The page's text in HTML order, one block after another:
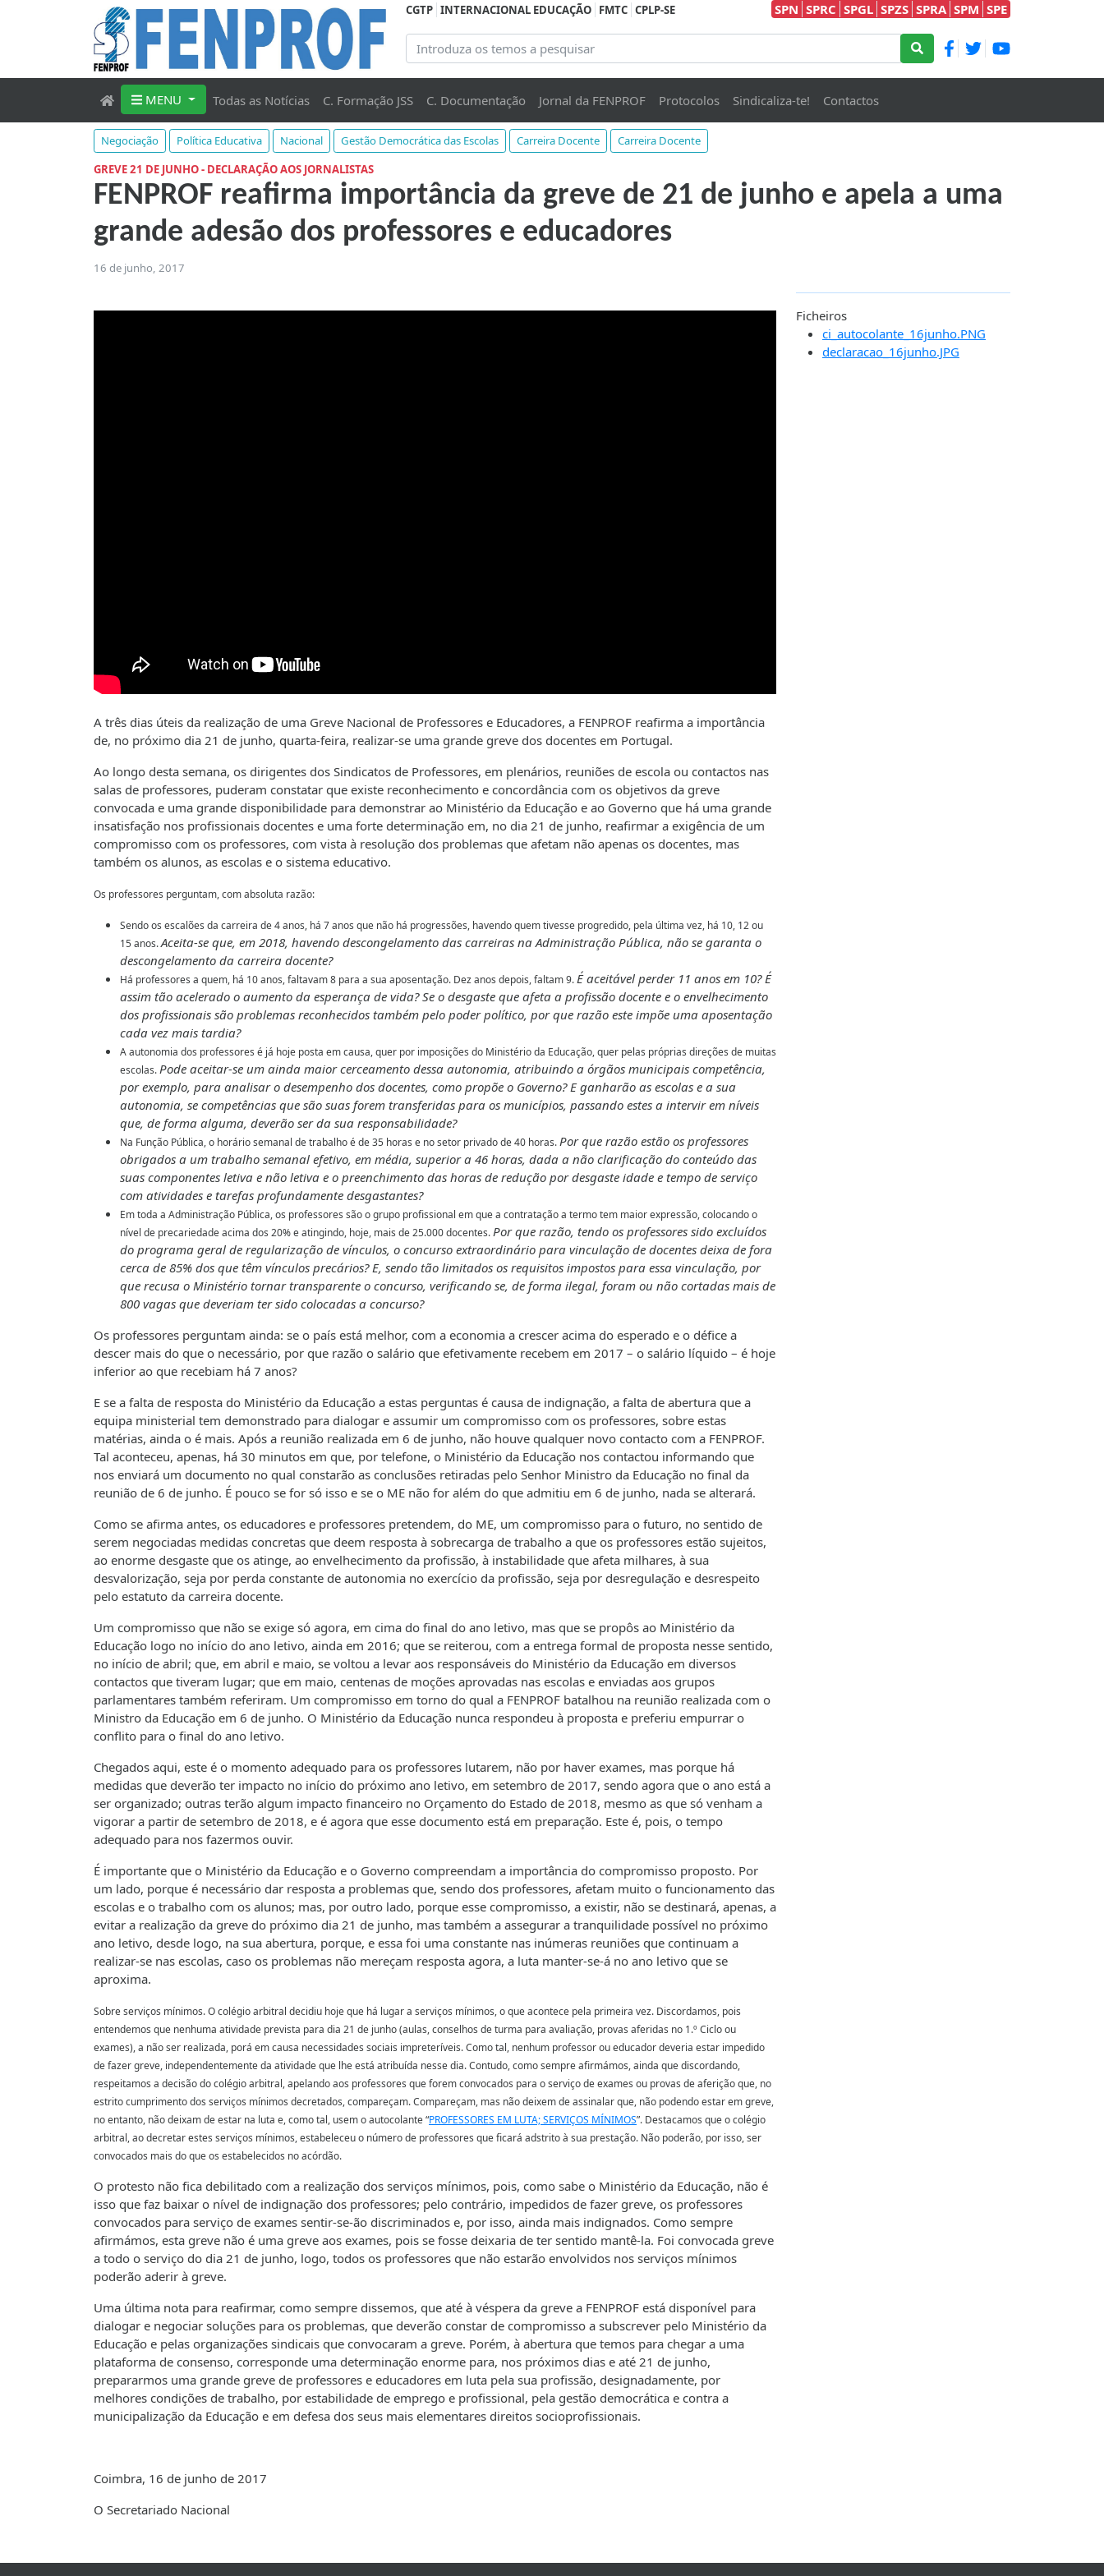
CGTP INTERNACIONAL EDUCAÇÃO FMTC CPLP-SE SPN SPRC SPGL SPZS SPRA SPM SPE
MENU Todas as Notícias C. Formação JSS C. Documentação Jornal da FENPROF Protocolos Sindicaliza-te! Contactos
Negociação Política Educativa Nacional Gestão Democrática das Escolas Carreira Docente
Carreira Docente
GREVE 21 DE JUNHO - DECLARAÇÃO AOS JORNALISTAS
FENPROF reafirma importância da greve de 21 de junho e apela a uma
grande adesão dos professores e educadores
16 de junho, 2017
A três dias úteis da realização de uma Greve Nacional de Professores e Educadores, a FENPROF reafirma a importância
de, no próximo dia 21 de junho, quarta-feira, realizar-se uma grande greve dos docentes em Portugal.
Ao longo desta semana, os dirigentes dos Sindicatos de Professores, em plenários, reuniões de escola ou contactos nas
salas de professores, puderam constatar que existe reconhecimento e concordância com os objetivos da greve
convocada e uma grande disponibilidade para demonstrar ao Ministério da Educação e ao Governo que há uma grande
insatisfação nos profissionais docentes e uma forte determinação em, no dia 21 de junho, reafirmar a exigência de um
compromisso com os professores, com vista à resolução dos problemas que afetam não apenas os docentes, mas
também os alunos, as escolas e o sistema educativo.
Os professores perguntam, com absoluta razão:
Sendo os escalões da carreira de 4 anos, há 7 anos que não há progressões, havendo quem tivesse progredido, pela última vez, há 10, 12 ou
15 anos.Aceita-se que, em 2018, havendo descongelamento das carreiras na Administração Pública, não se garanta o
descongelamento da carreira docente?
Há professores a quem, há 10 anos, faltavam 8 para a sua aposentação. Dez anos depois, faltam 9. É aceitável perder 11 anos em 10? É
assim tão acelerado o aumento da esperança de vida? Se o desgaste que afeta a profissão docente e o envelhecimento
dos profissionais são problemas reconhecidos também pelo poder político, por que razão este impõe uma aposentação
cada vez mais tardia?
A autonomia dos professores é já hoje posta em causa, quer por imposições do Ministério da Educação, quer pelas próprias direções de muitas
escolas. Pode aceitar-se um ainda maior cerceamento dessa autonomia, atribuindo a órgãos municipais competência,
por exemplo, para analisar o desempenho dos docentes, como propõe o Governo? E ganharão as escolas e a sua
autonomia, se competências que são suas forem transferidas para os municípios, passando estes a intervir em níveis
que, de forma alguma, deverão ser da sua responsabilidade?
Na Função Pública, o horário semanal de trabalho é de 35 horas e no setor privado de 40 horas. Por que razão estão os professores
obrigados a um trabalho semanal efetivo, em média, superior a 46 horas, dada a não clarificação do conteúdo das
suas componentes letiva e não letiva e o preenchimento das horas de redução por desgaste idade e tempo de serviço
com atividades e tarefas profundamente desgastantes?
Em toda a Administração Pública, os professores são o grupo profissional em que a contratação a termo tem maior expressão, colocando o
nível de precariedade acima dos 20% e atingindo, hoje, mais de 25.000 docentes. Por que razão, tendo os professores sido excluídos
do programa geral de regularização de vínculos, o concurso extraordinário para vinculação de docentes deixa de fora
cerca de 85% dos que têm vínculos precários? E, sendo tão limitados os requisitos impostos para essa vinculação, por
que recusa o Ministério tornar transparente o concurso, verificando se, de forma ilegal, foram ou não cortadas mais de
800 vagas que deveriam ter sido colocadas a concurso?
Os professores perguntam ainda: se o país está melhor, com a economia a crescer acima do esperado e o défice a
descer mais do que o necessário, por que razão o salário que efetivamente recebem em 2017 – o salário líquido – é hoje
inferior ao que recebiam há 7 anos?
E se a falta de resposta do Ministério da Educação a estas perguntas é causa de indignação, a falta de abertura que a
equipa ministerial tem demonstrado para dialogar e assumir um compromisso com os professores, sobre estas
matérias, ainda o é mais. Após a reunião realizada em 6 de junho, não houve qualquer novo contacto com a FENPROF.
Tal aconteceu, apenas, há 30 minutos em que, por telefone, o Ministério da Educação nos contactou informando que
nos enviará um documento no qual constarão as conclusões retiradas pelo Senhor Ministro da Educação no final da
reunião de 6 de junho. É pouco se for só isso e se o ME não for além do que admitiu em 6 de junho, nada se alterará.
Como se afirma antes, os educadores e professores pretendem, do ME, um compromisso para o futuro, no sentido de
serem negociadas medidas concretas que deem resposta à sobrecarga de trabalho a que os professores estão sujeitos,
ao enorme desgaste que os atinge, ao envelhecimento da profissão, à instabilidade que afeta milhares, à sua
desvalorização, seja por perda constante de autonomia no exercício da profissão, seja por desregulação e desrespeito
pelo estatuto da carreira docente.
Um compromisso que não se exige só agora, em cima do final do ano letivo, mas que se propôs ao Ministério da
Educação logo no início do ano letivo, ainda em 2016; que se reiterou, com a entrega formal de proposta nesse sentido,
no início de abril; que, em abril e maio, se voltou a levar aos responsáveis do Ministério da Educação em diversos
contactos que tiveram lugar; que em maio, centenas de moções aprovadas nas escolas e enviadas aos grupos
parlamentares também referiram. Um compromisso em torno do qual a FENPROF batalhou na reunião realizada com o
Ministro da Educação em 6 de junho. O Ministério da Educação nunca respondeu à proposta e preferiu empurrar o
conflito para o final do ano letivo.
Chegados aqui, este é o momento adequado para os professores lutarem, não por haver exames, mas porque há
medidas que deverão ter impacto no início do próximo ano letivo, em setembro de 2017, sendo agora que o ano está a
ser organizado; outras terão algum impacto financeiro no Orçamento do Estado de 2018, mesmo as que só venham a
vigorar a partir de setembro de 2018, e é agora que esse documento está em preparação. Este é, pois, o tempo
adequado para nos fazermos ouvir.
É importante que o Ministério da Educação e o Governo compreendam a importância do compromisso proposto. Por
um lado, porque é necessário dar resposta a problemas que, sendo dos professores, afetam muito o funcionamento das
escolas e o trabalho com os alunos; mas, por outro lado, porque esse compromisso, a existir, não se destinará, apenas, a
evitar a realização da greve do próximo dia 21 de junho, mas também a assegurar a tranquilidade possível no próximo
ano letivo, desde logo, na sua abertura, porque, e essa foi uma constante nas inúmeras reuniões que continuam a
realizar-se nas escolas, caso os problemas não mereçam resposta agora, a luta manter-se-á no ano letivo que se
aproxima.
Sobre serviços mínimos. O colégio arbitral decidiu hoje que há lugar a serviços mínimos, o que acontece pela primeira vez. Discordamos, pois
entendemos que nenhuma atividade prevista para dia 21 de junho (aulas, conselhos de turma para avaliação, provas aferidas no 1.º Ciclo ou
exames), a não ser realizada, porá em causa necessidades sociais impreteríveis. Como tal, nenhum professor ou educador deveria estar impedido
de fazer greve, independentemente da atividade que lhe está atribuída nesse dia. Contudo, como sempre afirmámos, ainda que discordando,
respeitamos a decisão do colégio arbitral, apelando aos professores que forem convocados para o serviço de exames ou provas de aferição que, no
estrito cumprimento dos serviços mínimos decretados, compareçam. Compareçam, mas não deixem de assinalar que, não podendo estar em greve,
no entanto, não deixam de estar na luta e, como tal, usem o autocolante “PROFESSORES EM LUTA; SERVIÇOS MÍNIMOS”. Destacamos que o colégio
arbitral, ao decretar estes serviços mínimos, estabeleceu o número de professores que ficará adstrito à sua prestação. Não poderão, por isso, ser
convocados mais do que os estabelecidos no acórdão.
O protesto não fica debilitado com a realização dos serviços mínimos, pois, como sabe o Ministério da Educação, não é
isso que faz baixar o nível de indignação dos professores; pelo contrário, impedidos de fazer greve, os professores
convocados para serviço de exames sentir-se-ão discriminados e, por isso, ainda mais indignados. Como sempre
afirmámos, esta greve não é uma greve aos exames, pois se fosse deixaria de ter sentido mantê-la. Foi convocada greve
a todo o serviço do dia 21 de junho, logo, todos os professores que não estarão envolvidos nos serviços mínimos
poderão aderir à greve.
Uma última nota para reafirmar, como sempre dissemos, que até à véspera da greve a FENPROF está disponível para
dialogar e negociar soluções para os problemas, que deverão constar de compromisso a subscrever pelo Ministério da
Educação e pelas organizações sindicais que convocaram a greve. Porém, à abertura que temos para chegar a uma
plataforma de consenso, corresponde uma determinação enorme para, nos próximos dias e até 21 de junho,
prepararmos uma grande greve de professores e educadores em luta pela sua profissão, designadamente, por
melhores condições de trabalho, por estabilidade de emprego e profissional, pela gestão democrática e contra a
municipalização da Educação e em defesa dos seus mais elementares direitos socioprofissionais.
Coimbra, 16 de junho de 2017
O Secretariado Nacional
Ficheiros
ci_autocolante_16junho.PNG
declaracao_16junho.JPG